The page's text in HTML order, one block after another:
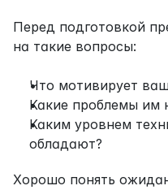
Перед подготовкой
на такие вопросы:
Что мотивирует
Какие проблемы им
Каким уровнем
обладают?
Хорошо понять